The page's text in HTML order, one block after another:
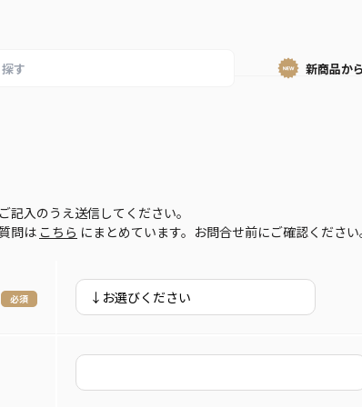
新商品から
入のうえ送信してください。
問は こちら にまとめています。お問合せ前にご確認ください